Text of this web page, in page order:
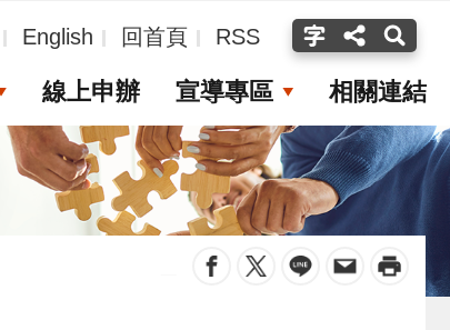
English 回首頁 RSS
線上申辦 宣導專區 相關連結